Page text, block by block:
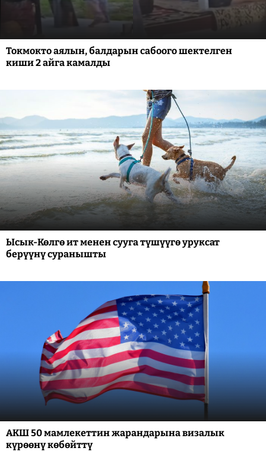
Токмокто аялын, балдарын сабоого шектелген
киши 2 айга камалды
Ысык-Көлгө ит менен сууга түшүүгө уруксат
берүүнү суранышты
АКШ 50 мамлекеттин жарандарына визалык
күрөөнү көбөйттү